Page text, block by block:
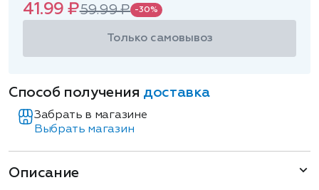
41.99 ₽59.99 ₽ -30%
Только самовывоз
Способ получения доставка
Забрать в магазине
Выбрать магазин
Описание